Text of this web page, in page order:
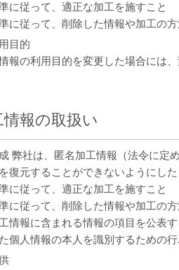
に従って、適正な加工を施すこと
に従って、削除した情報や加工の
目的
報の利用目的を変更した場合には
情報の取扱い
弊社は、匿名加工情報（法令に定
復元することができないようにし
に従って、適正な加工を施すこと
に従って、削除した情報や加工の
情報に含まれる情報の項目を公表す
個人情報の本人を識別するための